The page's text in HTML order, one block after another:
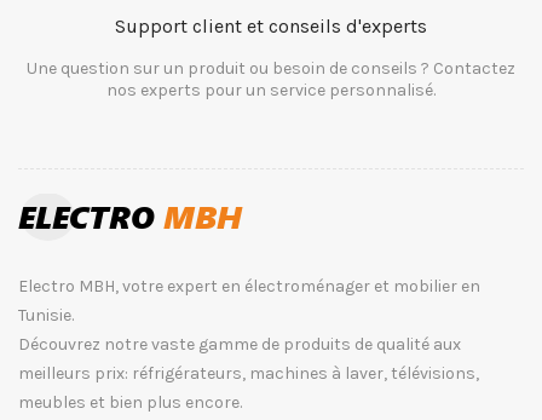
Support client et conseils d'experts
Une question sur un produit ou besoin de conseils ? Contactez
nos experts pour un service personnalisé.
Electro MBH, votre expert en électroménager et mobilier en
Tunisie.
Découvrez notre vaste gamme de produits de qualité aux
meilleurs prix: réfrigérateurs, machines à laver, télévisions,
meubles et bien plus encore.